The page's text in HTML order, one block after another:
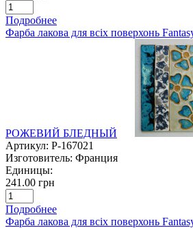
Подробнее
Фарба лакова для всіх поверхонь
РОЖЕВИЙ БЛЕДНЫЙ
Артикул: P-167021
Изготовитель: Франция
Единицы:
241.00 грн
Подробнее
Фарба лакова для всіх поверхонь